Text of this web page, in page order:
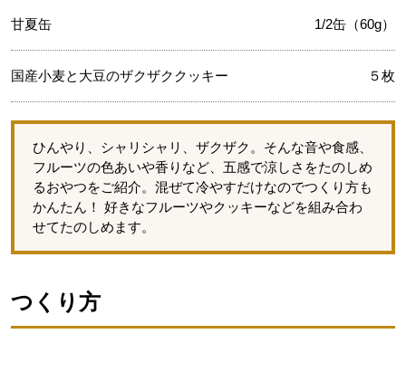
甘夏缶 1/2缶（60g）
国産小麦と大豆のザクザククッキー ５枚
ひんやり、シャリシャリ、ザクザク。そんな音や食感、
フルーツの色あいや香りなど、五感で涼しさをたのしめ
るおやつをご紹介。混ぜて冷やすだけなのでつくり方も
かんたん！ 好きなフルーツやクッキーなどを組み合わ
せてたのしめます。
つくり方